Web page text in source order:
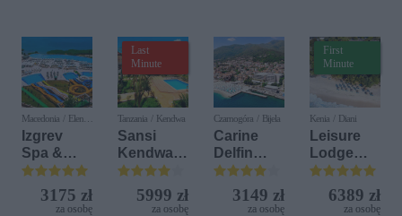
Macedonia / Elen
Kamen
Izgrev
Spa &
Aquapark
3175 zł
za osobę
Last
Minute
Tanzania / Kendwa
Sansi
Kendwa
Beach
Resort
5999 zł
za osobę
Czarnogóra / Bijela
Carine
Delfin
Bijela (ex.
Iberostar
Bijela
3149 zł
za osobę
First
Minute
Kenia / Diani
Leisure
Lodge
Beach &
Golf
Resort by
6389 zł
za osobę